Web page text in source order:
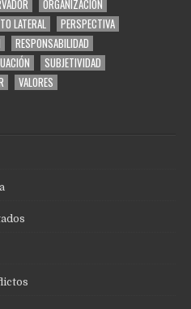
ORGANIZACIÓN
LATERAL
PERSPECTIVA
RESPONSABILIDAD
SUBJETIVIDAD
VALORES